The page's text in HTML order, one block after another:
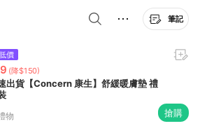
筆記
價
(降$150)
出貨【Concern 康生】舒緩暖膚墊 禮
物 搶購